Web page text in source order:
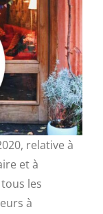
relative à
et à
les
à